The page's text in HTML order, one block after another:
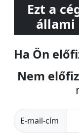
Ezt a
állami
Ha Ön
Nem
E-mail-cím